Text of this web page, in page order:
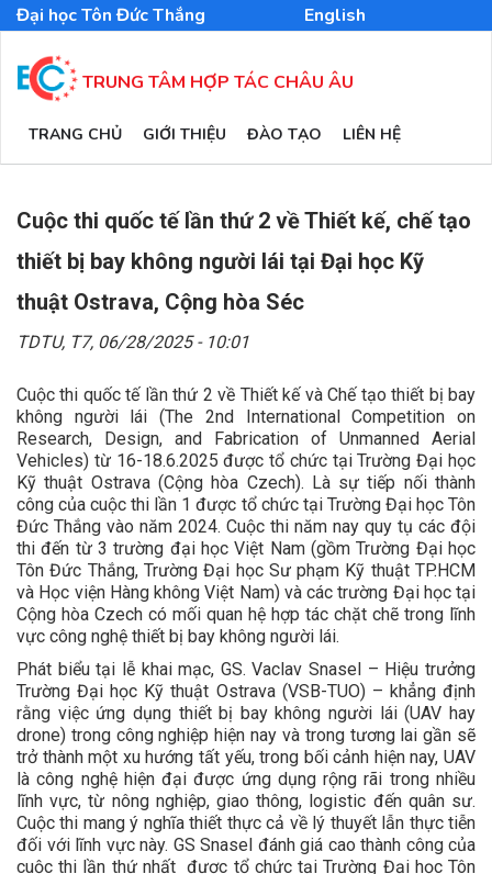
Nhảy
đến
dung
Đại học Tôn Đức Thắng English
TRUNG TÂM HỢP TÁC CHÂU ÂU
MAIN
NAVIGATION
TRANG CHỦ GIỚI THIỆU ĐÀO TẠO LIÊN HỆ
Cuộc thi quốc tế lần thứ 2 về Thiết kế, chế tạo
thiết bị bay không người lái tại Đại học Kỹ
thuật Ostrava, Cộng hòa Séc
TDTU, T7, 06/28/2025 - 10:01
Cuộc thi quốc tế lần thứ 2 về Thiết kế và Chế tạo thiết bị bay
không người lái (The 2nd International Competition on
Research, Design, and Fabrication of Unmanned Aerial
Vehicles) từ 16-18.6.2025 được tổ chức tại Trường Đại học
Kỹ thuật Ostrava (Cộng hòa Czech). Là sự tiếp nối thành
công của cuộc thi lần 1 được tổ chức tại Trường Đại học Tôn
Đức Thắng vào năm 2024. Cuộc thi năm nay quy tụ các đội
thi đến từ 3 trường đại học Việt Nam (gồm Trường Đại học
Tôn Đức Thắng, Trường Đại học Sư phạm Kỹ thuật TP.HCM
và Học viện Hàng không Việt Nam) và các trường Đại học tại
Cộng hòa Czech có mối quan hệ hợp tác chặt chẽ trong lĩnh
vực công nghệ thiết bị bay không người lái.
Phát biểu tại lễ khai mạc, GS. Vaclav Snasel – Hiệu trưởng
Trường Đại học Kỹ thuật Ostrava (VSB-TUO) – khẳng định
rằng việc ứng dụng thiết bị bay không người lái (UAV hay
drone) trong công nghiệp hiện nay và trong tương lai gần sẽ
trở thành một xu hướng tất yếu, trong bối cảnh hiện nay, UAV
là công nghệ hiện đại được ứng dụng rộng rãi trong nhiều
lĩnh vực, từ nông nghiệp, giao thông, logistic đến quân sư.
Cuộc thi mang ý nghĩa thiết thực cả về lý thuyết lẫn thực tiễn
đối với lĩnh vực này. GS Snasel đánh giá cao thành công của
cuộc thi lần thứ nhất được tổ chức tại Trường Đại học Tôn